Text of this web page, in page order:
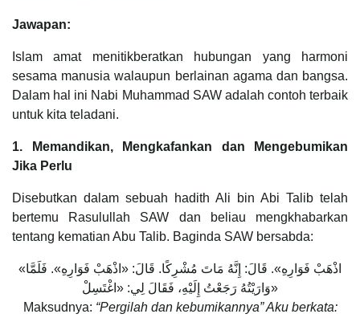
Jawapan:
Islam amat menitikberatkan hubungan yang harmoni
sesama manusia walaupun berlainan agama dan bangsa.
Dalam hal ini Nabi Muhammad SAW adalah contoh terbaik
untuk kita teladani.
1. Memandikan, Mengkafankan dan Mengebumikan
Jika Perlu
Disebutkan dalam sebuah hadith Ali bin Abi Talib telah
bertemu Rasulullah SAW dan beliau mengkhabarkan
tentang kematian Abu Talib. Baginda SAW bersabda:
«اذْهَبْ فَوَارِهِ». قَالَ: إِنَّهُ مَاتَ مُشْرِكًا. قَالَ: «اذْهَبْ فَوَارِهِ». فَلَمَّا
وَارَيْتُهُ رَجَعْتُ إِلَيْهِ، فَقَالَ لِي: «اغْتَسِلْ»
Maksudnya: “Pergilah dan kebumikannya” Aku berkata: